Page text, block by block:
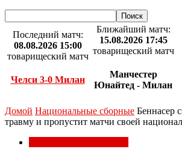
Последний матч:
08.08.2026 15:00
товарищеский матч
Челси 3-0 Милан
Ближайший матч:
15.08.2026 17:45
товарищеский матч
Манчестер
Юнайтед - Милан
Домой Национальные сборные Беннасер
травму и пропустит матчи своей